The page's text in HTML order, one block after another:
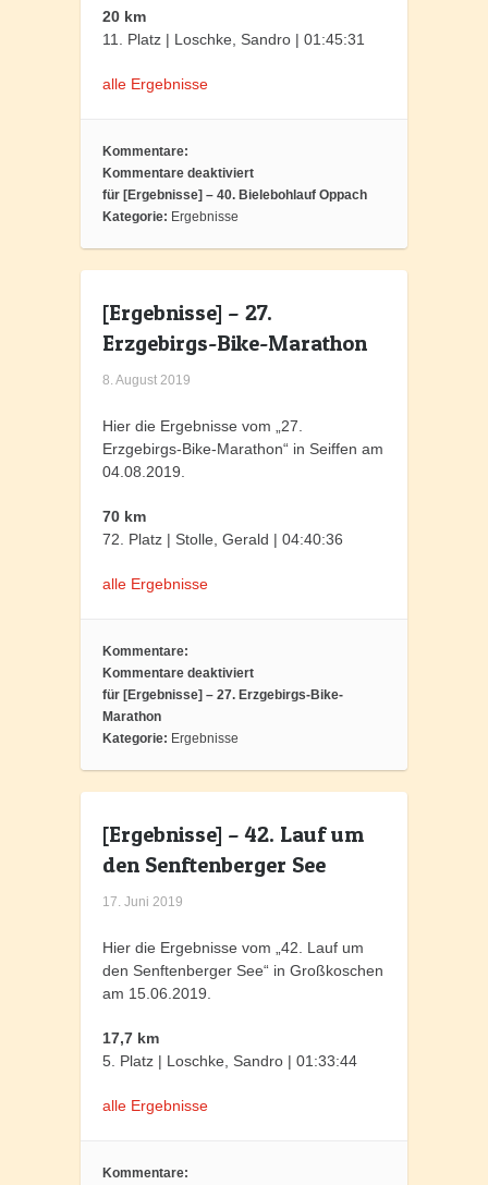
20 km
11. Platz | Loschke, Sandro | 01:45:31
alle Ergebnisse
Kommentare:
Kommentare deaktiviert
für [Ergebnisse] – 40. Bielebohlauf Oppach
Kategorie: Ergebnisse
[Ergebnisse] – 27.
Erzgebirgs-Bike-Marathon
8. August 2019
Hier die Ergebnisse vom „27.
Erzgebirgs-Bike-Marathon“ in Seiffen am
04.08.2019.
70 km
72. Platz | Stolle, Gerald | 04:40:36
alle Ergebnisse
Kommentare:
Kommentare deaktiviert
für [Ergebnisse] – 27. Erzgebirgs-Bike-
Marathon
Kategorie: Ergebnisse
[Ergebnisse] – 42. Lauf um
den Senftenberger See
17. Juni 2019
Hier die Ergebnisse vom „42. Lauf um
den Senftenberger See“ in Großkoschen
am 15.06.2019.
17,7 km
5. Platz | Loschke, Sandro | 01:33:44
alle Ergebnisse
Kommentare: